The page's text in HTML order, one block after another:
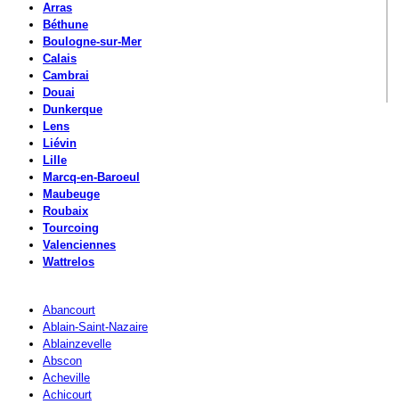
Arras
Béthune
Boulogne-sur-Mer
Calais
Cambrai
Douai
Dunkerque
Lens
Liévin
Lille
Marcq-en-Baroeul
Maubeuge
Roubaix
Tourcoing
Valenciennes
Wattrelos
Abancourt
Ablain-Saint-Nazaire
Ablainzevelle
Abscon
Acheville
Achicourt